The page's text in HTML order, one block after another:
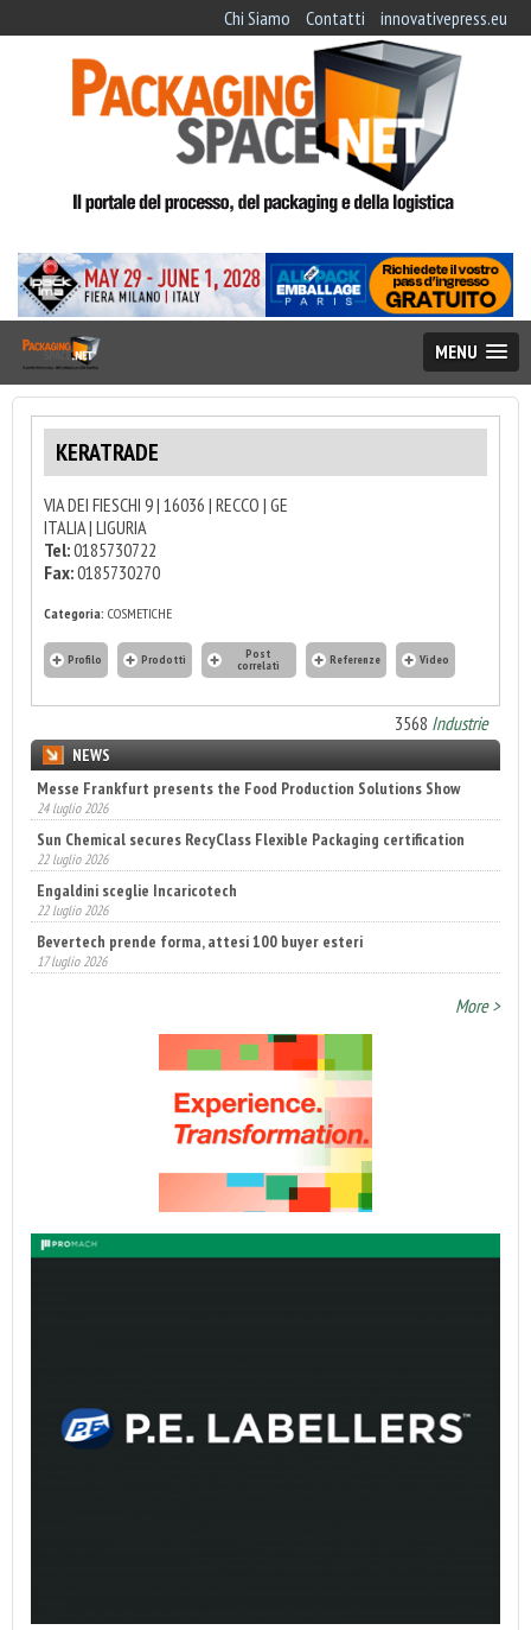
Chi Siamo Contatti innovativepress.eu
MENU
KERATRADE
VIA DEI FIESCHI 9 | 16036 | RECCO | GE
ITALIA | LIGURIA
Tel:0185730722
Fax:0185730270
Categoria: COSMETICHE
Profilo Prodotti Post
correlati Referenze Video
3568 Industrie
NEWS
Messe Frankfurt presents the Food Production Solutions Show
24 luglio 2026
Sun Chemical secures RecyClass Flexible Packaging certification
22 luglio 2026
Engaldini sceglie Incaricotech
22 luglio 2026
Bevertech prende forma, attesi 100 buyer esteri
17 luglio 2026
More >